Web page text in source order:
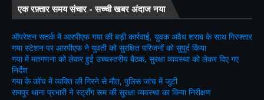
एक रफ़्तार समय संचार - सच्ची खबर अंदाज नया
ऑपरेशन सतर्क में आरपीएफ गया की बड़ी कार्रवाई, युवक अवैध शराब के साथ गिरफ्तार
गया स्टेशन पर आरपीएफ ने युवती को सुरक्षित परिजनों को सुपुर्द किया
गया में मतगणना को लेकर हुई उच्चस्तरीय बैठक, सुरक्षा व्यवस्था को लेकर दिए गए
निर्देश
गया के कोंच में व्यक्ति की गिरने से मौत, पुलिस जांच में जुटी
रामपुर थाना प्रभारी ने स्ट्रॉंग रूम की सुरक्षा व्यवस्था का किया निरीक्षण